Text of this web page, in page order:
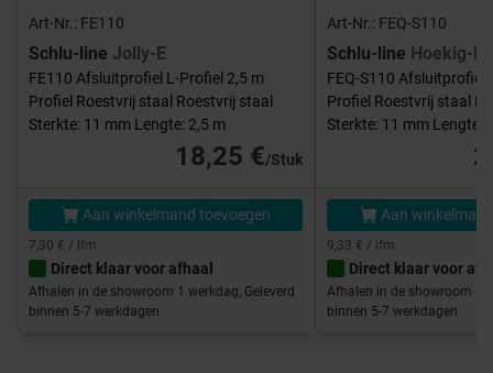
Art-Nr.: FE110
Schlu-line Jolly-E
FE110 Afsluitprofiel L-Profiel 2,5 m
Profiel Roestvrij staal Roestvrij staal
Sterkte: 11 mm Lengte: 2,5 m
18,25 €/Stuk
Aan winkelmand toevoegen
7,30 € / lfm
Direct klaar voor afhaal
Afhalen in de showroom 1 werkdag, Geleverd
binnen 5-7 werkdagen
Art-Nr.: FEQ-S110
Schlu-line Hoekig-E
FEQ-S110 Afsluitprofiel
Profiel Roestvrij staal
Sterkte: 11 mm Lengte:
Aan
9,33 € / lfm
Direct klaar voor
Afhalen in de showroom 1
binnen 5-7 werkdagen